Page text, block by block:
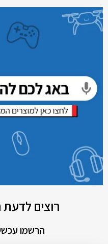
רוצים לדעת
הרשמו